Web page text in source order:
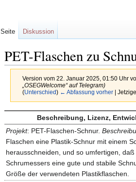
PET-Flaschen zu
Version vom 22. Januar 2025, 01:50 Uhr
„OSEGWelcome“ auf Telegram)
(Unterschied) ← Abfassung vorher|
Navigation
springen
Suche
springen
Beschreibung, Lizenz,
Projekt: PET-Flaschen-Schnur.
Flaschen eine Plastik-Schnur mit einem
herausschneiden, und so umfertigen,
Schrumessers eine gute und stabile
Größe der verwendeten Plastikflaschen.
Seite Diskussion